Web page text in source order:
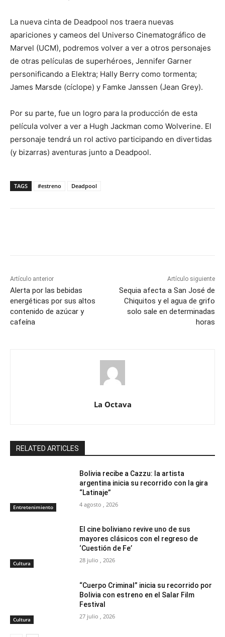
La nueva cinta de Deadpool nos traera nuevas
apariciones y cameos del Universo Cinematográfico de
Marvel (UCM), podremos volver a ver a otros personajes
de otras películas de superhéroes, Jennifer Garner
personificando a Elektra; Hally Berry como tormenta;
James Marsde (cíclope) y Famke Janssen (Jean Grey).
Por su parte, fue un logro para la producción de esta
película volver a ver a Hugh Jackman como Wolverine. El
personaje tendrá un rol activo participando en divertidas
(y bizarras) aventuras junto a Deadpool.
TAGS #estreno Deadpool
Artículo anterior
Alerta por las bebidas
energéticas por sus altos
contenido de azúcar y
cafeína
Artículo siguiente
Sequia afecta a San José de
Chiquitos y el agua de grifo
solo sale en determinadas
horas
La Octava
RELATED ARTICLES
Entretenimiento
Bolivia recibe a Cazzu: la artista
argentina inicia su recorrido con la gira
“Latinaje”
4 agosto , 2026
Cultura
El cine boliviano revive uno de sus
mayores clásicos con el regreso de
‘Cuestión de Fe’
28 julio , 2026
Cultura
“Cuerpo Criminal” inicia su recorrido por
Bolivia con estreno en el Salar Film
Festival
27 julio , 2026